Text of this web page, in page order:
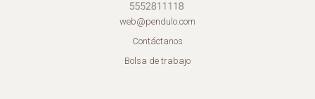
web@pendulo.com
Contáctanos
Bolsa de trabajo